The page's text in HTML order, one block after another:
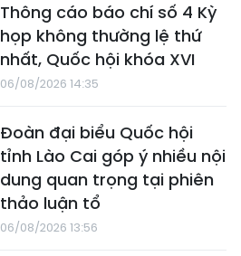
Thông cáo báo chí số 4 Kỳ
họp không thường lệ thứ
nhất, Quốc hội khóa XVI
06/08/2026 14:35
Đoàn đại biểu Quốc hội
tỉnh Lào Cai góp ý nhiều nội
dung quan trọng tại phiên
thảo luận tổ
06/08/2026 13:56